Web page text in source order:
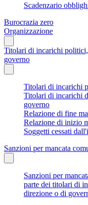
Scadenzario
Burocrazia zero
Organizzazione
Titolari di incarichi
governo
Titolari di incarichi
Titolari di incarichi
governo
Relazione di fine
Relazione di inizio
Soggetti cessati
Sanzioni per mancata
Sanzioni per
parte dei titolari di
direzione o di